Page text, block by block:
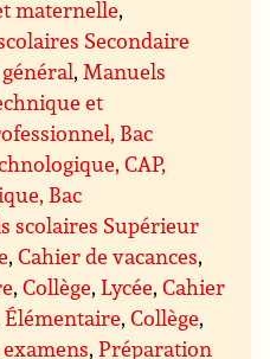
maternelle,
Secondaire
, Manuels
et
Bac
CAP,
Bac
scolaires Supérieur
,Cahier de vacances,
,Collège,Lycée,Cahier
Élémentaire,Collège,
,Préparation